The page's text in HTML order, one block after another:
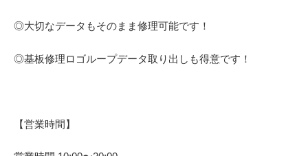
◎大切なデータもそのまま修理可能です！
◎基板修理ロゴループデータ取り出しも得意です！
【営業時間】